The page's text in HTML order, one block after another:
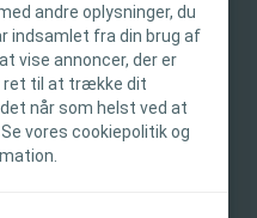
andre oplysninger, du
indsamlet fra din brug af
vise annoncer, der er
ret til at trække dit
når som helst ved at
vores cookiepolitik og
beregnet til
indhold er
uddannelsesmæssige
områder.
rådgivning.
og forskellen mellem fugtig